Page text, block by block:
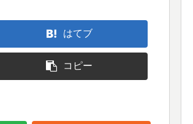
はてブ
コピー